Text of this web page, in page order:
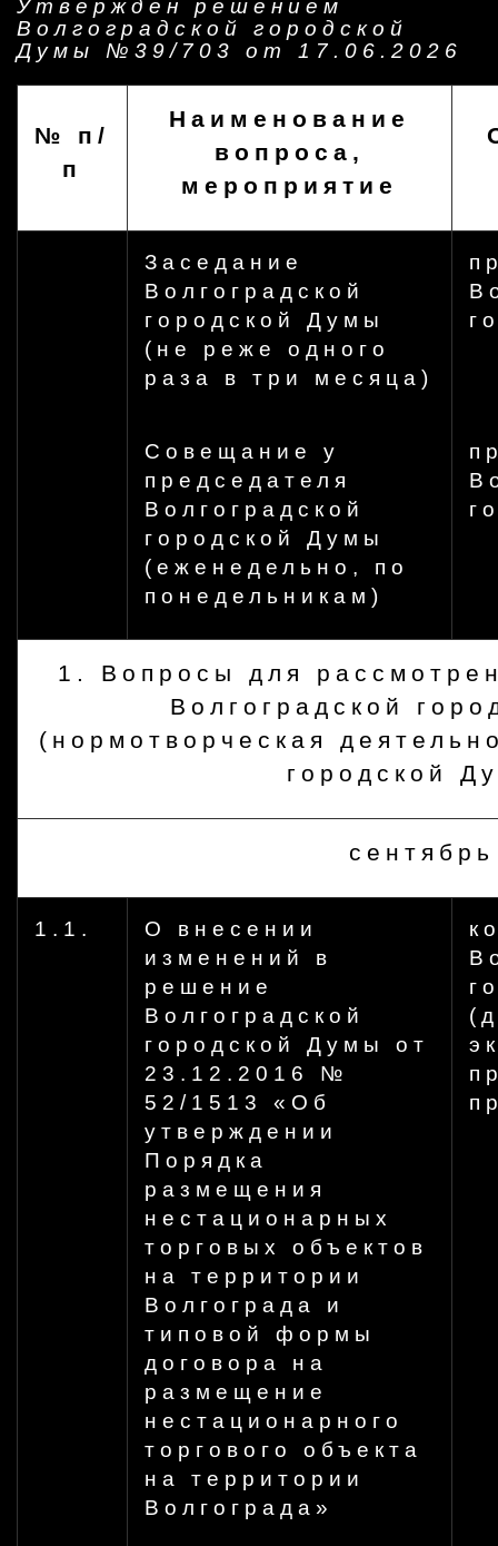
Утвержден решением
Волгоградской городской
Думы №39/703 от 17.06.2026
№ п/
п
Наименование
вопроса,
мероприятие
Заседание
Волгоградской
городской Думы
(не реже одного
раза в три месяца)
Совещание у
председателя
Волгоградской
городской Думы
(еженедельно, по
понедельникам)
1. Вопросы для
Волгоградской
(нормотворческая
городской
сентябрь
1.1.
О внесении
изменений в
решение
Волгоградской
городской Думы от
23.12.2016 №
52/1513 «Об
утверждении
Порядка
размещения
нестационарных
торговых объектов
на территории
Волгограда и
типовой формы
договора на
размещение
нестационарного
торгового объекта
на территории
Волгограда»